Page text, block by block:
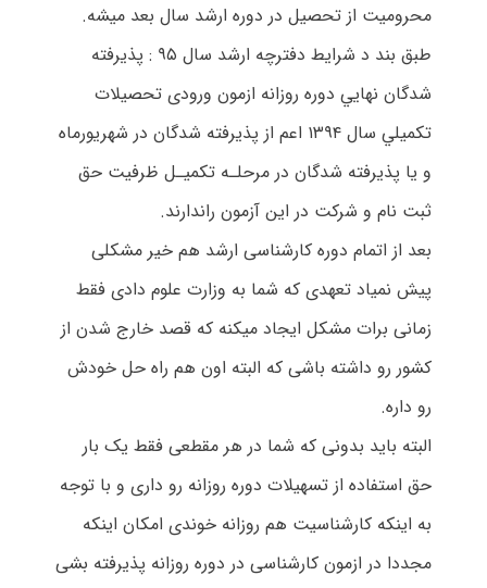
محرومیت از تحصیل در دوره ارشد سال بعد میشه.
طبق بند د شرایط دفترچه ارشد سال ۹۵ : ﭘﺬﻳﺮﻓﺘﻪ
ﺷﺪﮔﺎن ﻧﻬﺎﻳﻲ دوره روزاﻧﻪ ازﻣﻮن ورودی ﺗﺤﺼﻴﻼت
ﺗﻜﻤﻴﻠﻲ ﺳﺎل ۱۳۹۴ اﻋﻢ از ﭘﺬﻳﺮﻓﺘﻪ ﺷﺪﮔﺎن در ﺷﻬﺮﻳﻮرﻣﺎه
و ﻳﺎ ﭘﺬﻳﺮﻓﺘﻪ ﺷﺪﮔﺎن در ﻣﺮﺣﻠـﻪ ﺗﻜﻤﻴـﻞ ﻇﺮﻓﻴﺖ ﺣﻖ
ﺛﺒﺖ ﻧﺎم و ﺷﺮﻛﺖ در اﻳﻦ آزﻣﻮن راﻧﺪارﻧﺪ.
بعد از اتمام دوره کارشناسی ارشد هم خیر مشکلی
پیش نمیاد تعهدی که شما به وزارت علوم دادی فقط
زمانی برات مشکل ایجاد میکنه که قصد خارج شدن از
کشور رو داشته باشی که البته اون هم راه حل خودش
رو داره.
البته باید بدونی که شما در هر مقطعی فقط یک بار
حق استفاده از تسهیلات دوره روزانه رو داری و با توجه
به اینکه کارشناسیت هم روزانه خوندی امکان اینکه
مجددا در ازمون کارشناسی در دوره روزانه پذیرفته بشی